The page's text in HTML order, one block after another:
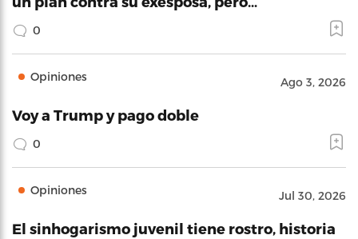
0
Opiniones Ago 3, 2026
Voy a Trump y pago doble
0
Opiniones Jul 30, 2026
El sinhogarismo juvenil tiene rostro, historia